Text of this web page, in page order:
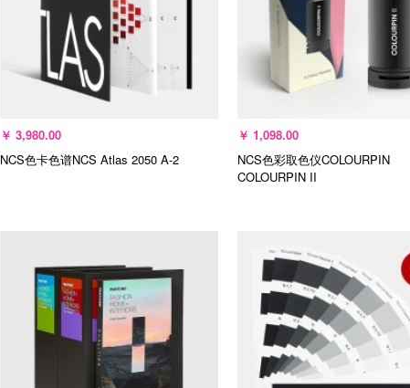
￥ 3,980.00
NCS色卡色谱NCS Atlas 2050 A-2
加入购物车
￥ 1,098.00
NCS色彩取色仪COLOURPIN
COLOURPIN II
选择规格